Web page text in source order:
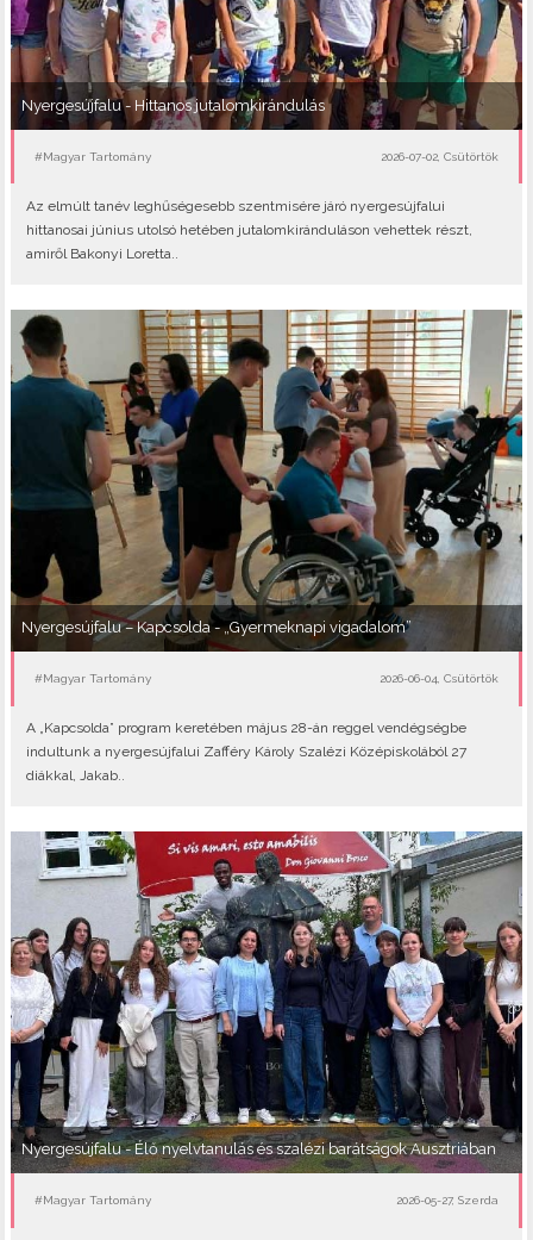
Nyergesújfalu - Hittanos jutalomkirándulás
#Magyar Tartomány 2026-07-02, Csütörtök
Az elmúlt tanév leghűségesebb szentmisére járó nyergesújfalui
hittanosai június utolsó hetében jutalomkiránduláson vehettek részt,
amiről Bakonyi Loretta..
Nyergesújfalu – Kapcsolda - „Gyermeknapi vigadalom”
#Magyar Tartomány 2026-06-04, Csütörtök
A „Kapcsolda” program keretében május 28-án reggel vendégségbe
indultunk a nyergesújfalui Zafféry Károly Szalézi Középiskolából 27
diákkal, Jakab..
Nyergesújfalu - Élő nyelvtanulás és szalézi barátságok Ausztriában
#Magyar Tartomány 2026-05-27, Szerda